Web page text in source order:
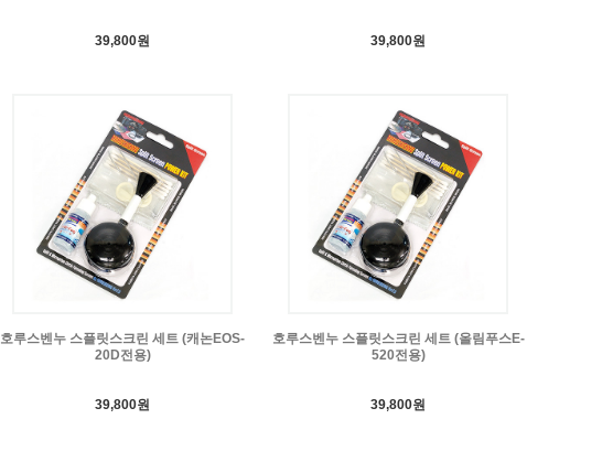
39,800원 39,800원
호루스벤누 스플릿스크린 세트 (캐논EOS-
20D전용)
39,800원
호루스벤누 스플릿스크린 세트 (올림푸스E-
520전용)
39,800원